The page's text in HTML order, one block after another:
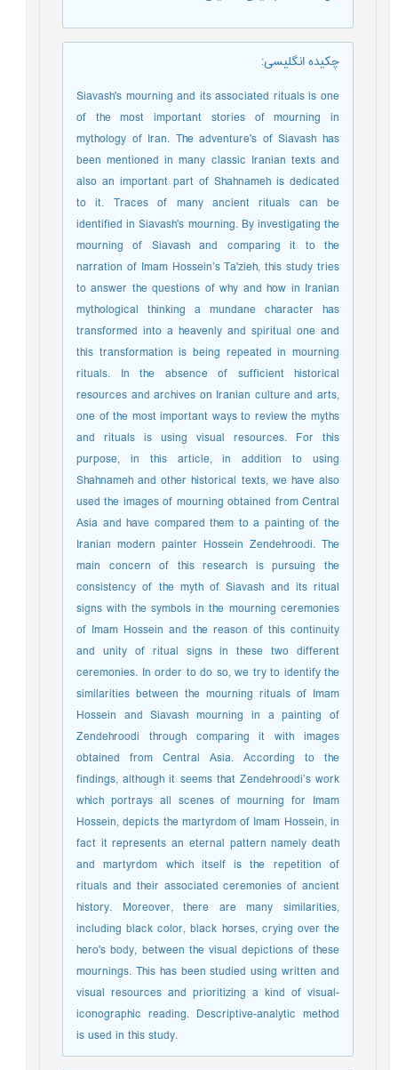
چکیده انگلیسی:
Siavash's mourning and its associated rituals is one
of the most important stories of mourning in
mythology of Iran. The adventure's of Siavash has
been mentioned in many classic Iranian texts and
also an important part of Shahnameh is dedicated
to it. Traces of many ancient rituals can be
identified in Siavash's mourning. By investigating the
mourning of Siavash and comparing it to the
narration of Imam Hossein’s Ta'zieh, this study tries
to answer the questions of why and how in Iranian
mythological thinking a mundane character has
transformed into a heavenly and spiritual one and
this transformation is being repeated in mourning
rituals. In the absence of sufficient historical
resources and archives on Iranian culture and arts,
one of the most important ways to review the myths
and rituals is using visual resources. For this
purpose, in this article, in addition to using
Shahnameh and other historical texts, we have also
used the images of mourning obtained from Central
Asia and have compared them to a painting of the
Iranian modern painter Hossein Zendehroodi. The
main concern of this research is pursuing the
consistency of the myth of Siavash and its ritual
signs with the symbols in the mourning ceremonies
of Imam Hossein and the reason of this continuity
and unity of ritual signs in these two different
ceremonies. In order to do so, we try to identify the
similarities between the mourning rituals of Imam
Hossein and Siavash mourning in a painting of
Zendehroodi through comparing it with images
obtained from Central Asia. According to the
findings, although it seems that Zendehroodi’s work
which portrays all scenes of mourning for Imam
Hossein, depicts the martyrdom of Imam Hossein, in
fact it represents an eternal pattern namely death
and martyrdom which itself is the repetition of
rituals and their associated ceremonies of ancient
history. Moreover, there are many similarities,
including black color, black horses, crying over the
hero's body, between the visual depictions of these
mournings. This has been studied using written and
visual resources and prioritizing a kind of visual-
iconographic reading. Descriptive-analytic method
is used in this study.